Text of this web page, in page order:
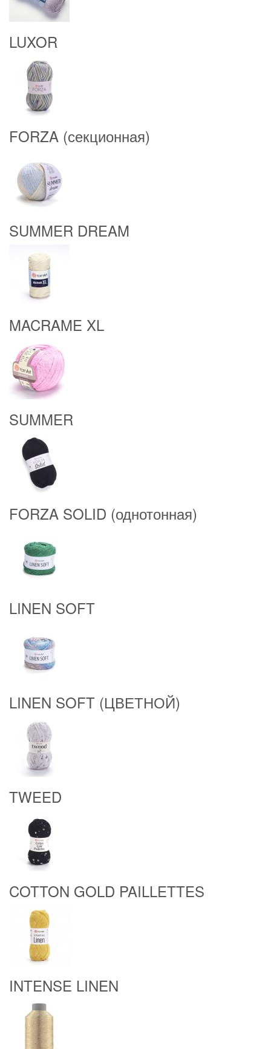
LUXOR
FORZA (секционная)
SUMMER DREAM
MACRAME XL
SUMMER
FORZA SOLID (однотонная)
LINEN SOFT
LINEN SOFT (ЦВЕТНОЙ)
TWEED
COTTON GOLD PAILLETTES
INTENSE LINEN